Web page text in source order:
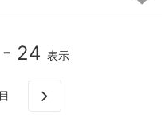
- 24 表示